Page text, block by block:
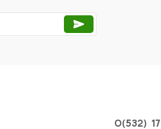
0(532)